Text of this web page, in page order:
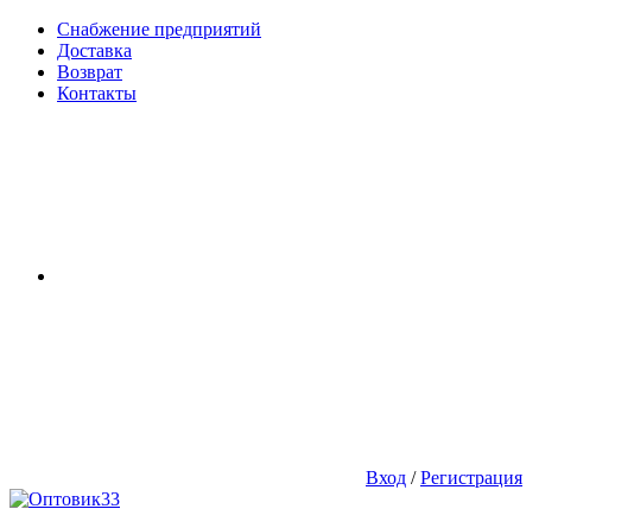
Снабжение предприятий
Доставка
Возврат
Контакты
Вход /Регистрация